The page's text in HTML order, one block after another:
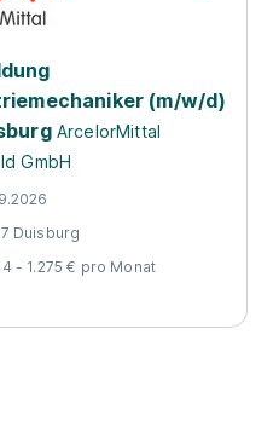
(m/w/d)
ArcelorMittal
GmbH
Duisburg
- 1.275 € pro Monat